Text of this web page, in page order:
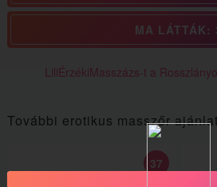
MA LÁTTÁK:
LiliÉrzékiMasszázs-t a
További erotikus masszőr
37